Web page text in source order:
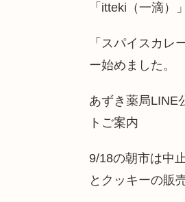
「itteki（一滴）
「スパイスカレ
ー始めました。
あずき薬局LINE
トご案内
9/18の朝市は中
とクッキーの販